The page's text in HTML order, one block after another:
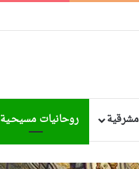
مقتل وإصابة رهبان وراهبات
روحانيات مسيحـية